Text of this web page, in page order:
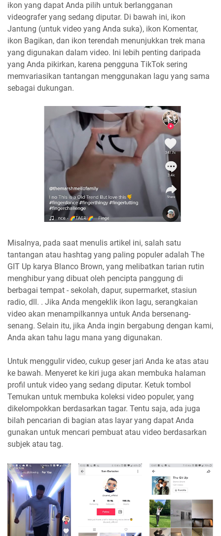
ikon yang dapat Anda pilih untuk berlangganan
videografer yang sedang diputar. Di bawah ini, ikon
Jantung (untuk video yang Anda suka), ikon Komentar,
ikon Bagikan, dan ikon terendah menunjukkan trek mana
yang digunakan dalam video. Ini lebih penting daripada
yang Anda pikirkan, karena pengguna TikTok sering
memvariasikan tantangan menggunakan lagu yang sama
sebagai dukungan.
Misalnya, pada saat menulis artikel ini, salah satu
tantangan atau hashtag yang paling populer adalah The
GIT Up karya Blanco Brown, yang melibatkan tarian rutin
menghibur yang dibuat oleh pencipta panggung di
berbagai tempat - sekolah, dapur, supermarket, stasiun
radio, dll. . Jika Anda mengeklik ikon lagu, serangkaian
video akan menampilkannya untuk Anda bersenang-
senang. Selain itu, jika Anda ingin bergabung dengan kami,
Anda akan tahu lagu mana yang digunakan.
Untuk menggulir video, cukup geser jari Anda ke atas atau
ke bawah. Menyeret ke kiri juga akan membuka halaman
profil untuk video yang sedang diputar. Ketuk tombol
Temukan untuk membuka koleksi video populer, yang
dikelompokkan berdasarkan tagar. Tentu saja, ada juga
bilah pencarian di bagian atas layar yang dapat Anda
gunakan untuk mencari pembuat atau video berdasarkan
subjek atau tag.